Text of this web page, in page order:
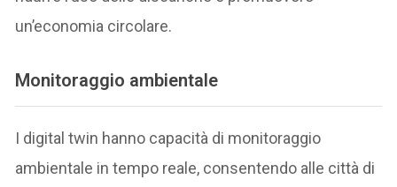
un’economia circolare.
Monitoraggio ambientale
I digital twin hanno capacità di monitoraggio
ambientale in tempo reale, consentendo alle città di